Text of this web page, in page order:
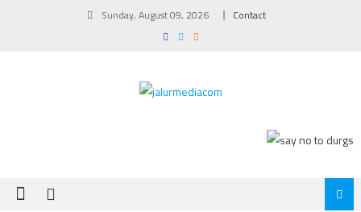
Sunday, August 09, 2026 Contact